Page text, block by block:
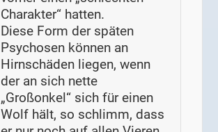
Charakter“ hatten.
Diese Form der späten
Psychosen können an
Hirnschäden liegen, wenn
der an sich nette
„Großonkel“ sich für einen
Wolf hält, so schlimm, dass